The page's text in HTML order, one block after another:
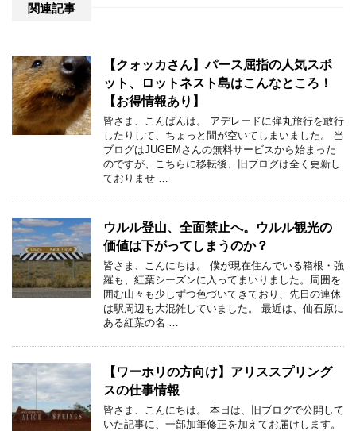
関連記事
【クォッカさん】パース屈指の人気スポ
ット、ロットネスト島はこんなところ！
【お得情報あり】
皆さま、こんばんは。 アデレードに弾丸旅行を敢行
したりして、ちょっと間が空いてしまいました。 当
ブログはJUGEMさんの無料サービスから始まった
のですが、こちらに移転後、旧ブログは全く更新し
ておりませ …
ウルル登山、全面禁止へ。ウルル観光の
価値は下がってしまうのか？
皆さま、こんにちは。 僕が現在住んでいる箱根・強
羅も、紅葉シーズンに入ってまいりました。周囲を
囲む山々も少しずつ色づいてきており、先日の連休
は駅周辺も大混雑していました。 最近は、仙石原に
ある紅葉の名 …
【ワーホリの方向け】アリススプリング
スの仕事情報
皆さま、こんにちは。 本日は、旧ブログで公開して
いた記事に、一部加筆修正を加えてお届けします。